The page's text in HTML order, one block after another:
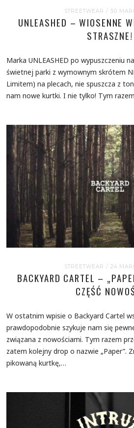
STREETWEAR / 30
UNLEASHED – WIOSENNE
STRASZNE!
Marka UNLEASHED po wypuszczeniu
świetnej parki z wymownym skrótem
Limitem) na plecach, nie spuszcza z
nam nowe kurtki. I nie tylko! Tym
STREETWEAR / 24
BACKYARD CARTEL –
CZĘŚĆ
W ostatnim wpisie o Backyard Cartel
prawdopodobnie szykuje nam się
związana z nowościami. Tym razem
zatem kolejny drop o nazwie „Paper”.
pikowaną kurtkę,…